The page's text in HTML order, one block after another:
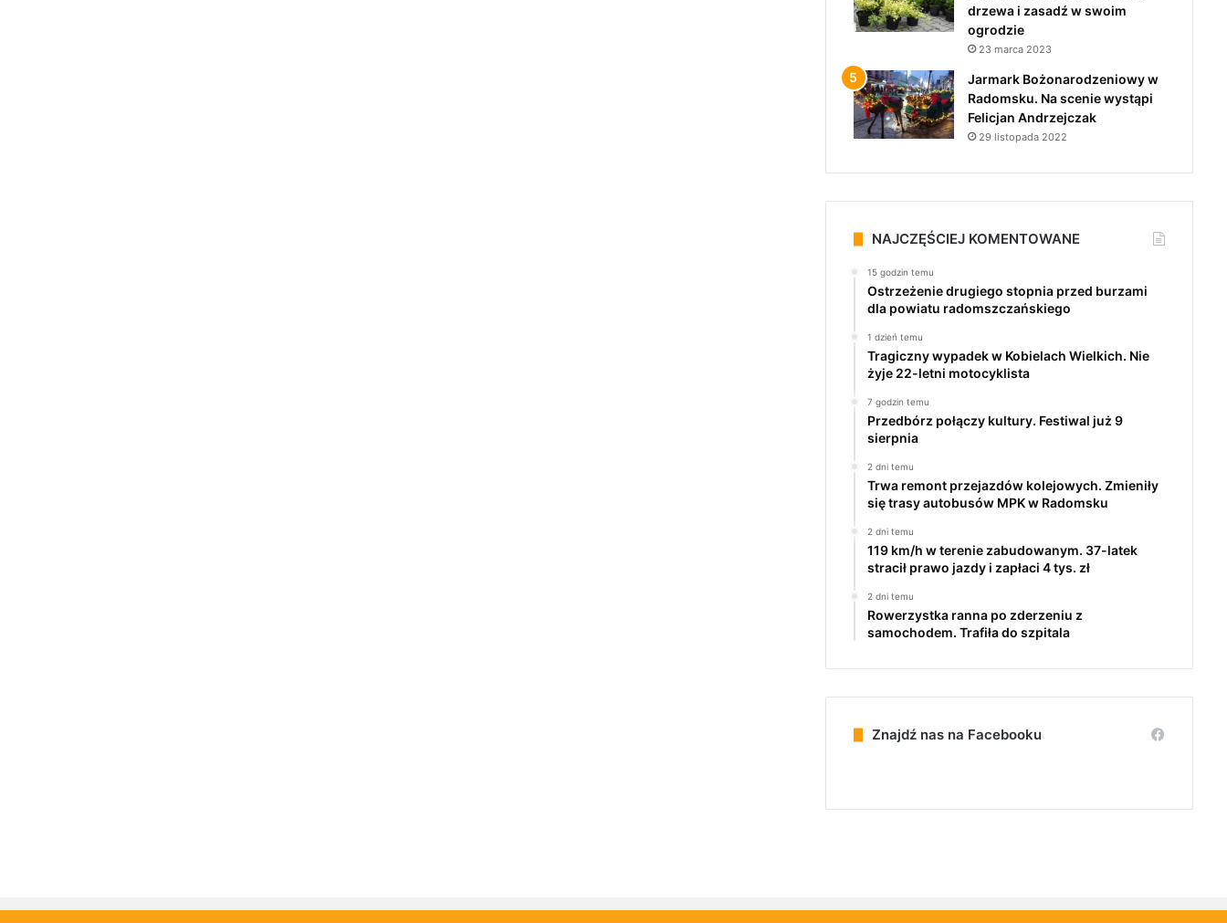
drzewa i zasadź w swoim
ogrodzie
23 marca 2023
Jarmark Bożonarodzeniowy w
Radomsku. Na scenie wystąpi
Felicjan Andrzejczak
29 listopada 2022
NAJCZĘŚCIEJ KOMENTOWANE
15 godzin temu
Ostrzeżenie drugiego stopnia przed burzami
dla powiatu radomszczańskiego
1 dzień temu
Tragiczny wypadek w Kobielach Wielkich. Nie
żyje 22-letni motocyklista
7 godzin temu
Przedbórz połączy kultury. Festiwal już 9
sierpnia
2 dni temu
Trwa remont przejazdów kolejowych. Zmieniły
się trasy autobusów MPK w Radomsku
2 dni temu
119 km/h w terenie zabudowanym. 37-latek
stracił prawo jazdy i zapłaci 4 tys. zł
2 dni temu
Rowerzystka ranna po zderzeniu z
samochodem. Trafiła do szpitala
Znajdź nas na Facebooku